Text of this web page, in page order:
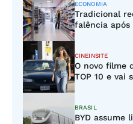
ECONOMIA
Tradicional
falência
CINEINSITE
O novo filme
TOP 10 e vai
BRASIL
BYD assume